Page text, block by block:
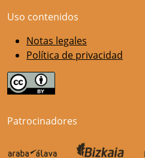
Uso contenidos
Notas legales
Política de privacidad
Patrocinadores